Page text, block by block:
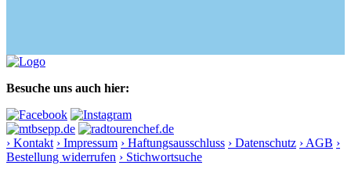
Besuche uns auch hier:
› Kontakt › Impressum › Haftungsausschluss › Datenschutz › AGB ›
Bestellung widerrufen › Stichwortsuche